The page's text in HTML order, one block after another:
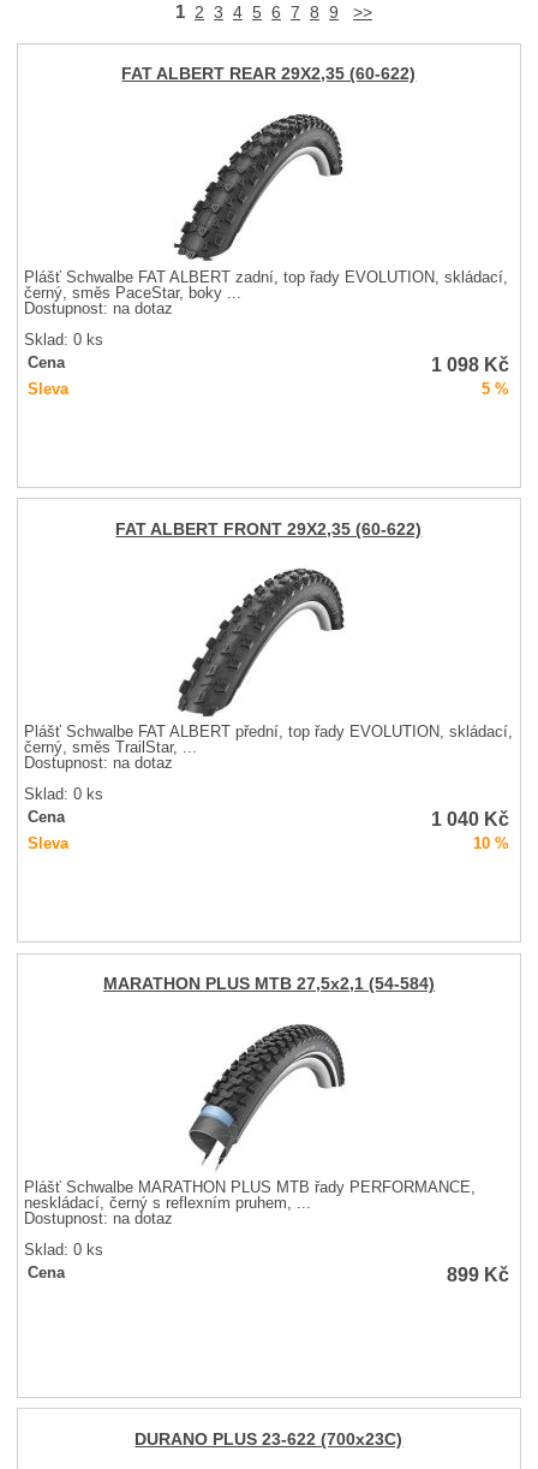
1 2 3 4 5 6 7 8 9 >>
FAT ALBERT REAR 29X2,35 (60-622)
Plášť Schwalbe FAT ALBERT zadní, top řady EVOLUTION, skládací,
černý, směs PaceStar, boky ...
Dostupnost: na dotaz
Sklad: 0 ks
Cena
1 098 Kč
Sleva 5 %
FAT ALBERT FRONT 29X2,35 (60-622)
Plášť Schwalbe FAT ALBERT přední, top řady EVOLUTION, skládací,
černý, směs TrailStar, ...
Dostupnost: na dotaz
Sklad: 0 ks
Cena
1 040 Kč
Sleva 10 %
MARATHON PLUS MTB 27,5x2,1 (54-584)
Plášť Schwalbe MARATHON PLUS MTB řady PERFORMANCE,
neskládací, černý s reflexním pruhem, ...
Dostupnost: na dotaz
Sklad: 0 ks
Cena
899 Kč
DURANO PLUS 23-622 (700x23C)